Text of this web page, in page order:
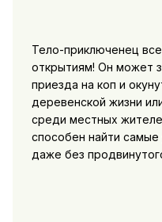
Тело-приключенец
открытиям! Он может
приезда на коп и
деревенской жизни
среди местных
способен найти
даже без